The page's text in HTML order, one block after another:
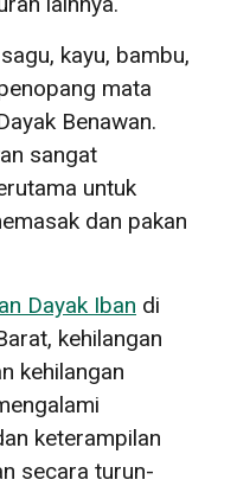
kayu, bambu,
mata
Benawan.
sangat
untuk
dan pakan
Dayak Iban di
kehilangan
kehilangan
keterampilan
secara turun-